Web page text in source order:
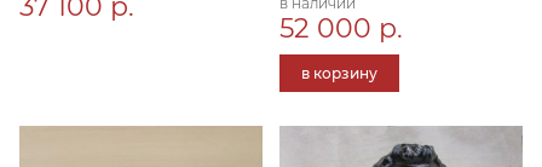
37 100 р.
52 000 р.
в корзину